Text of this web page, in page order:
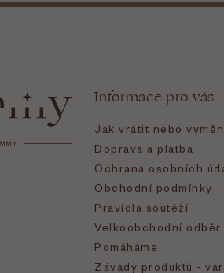
Informace pro vás
Jak vrátit nebo
Doprava a platba
Ochrana osobních
Obchodní podmínky
Pravidla soutěží
Velkoobchodní odběr
Pomáháme
Závady produktů -